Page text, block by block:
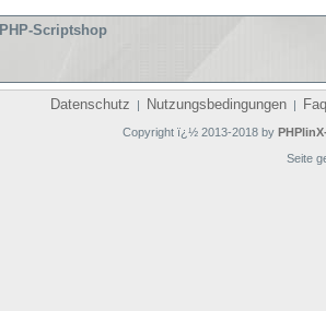
PHP-Scriptshop
Datenschutz | Nutzungsbedingungen | Faq
Copyright ï¿½ 2013-2018 by
Seite